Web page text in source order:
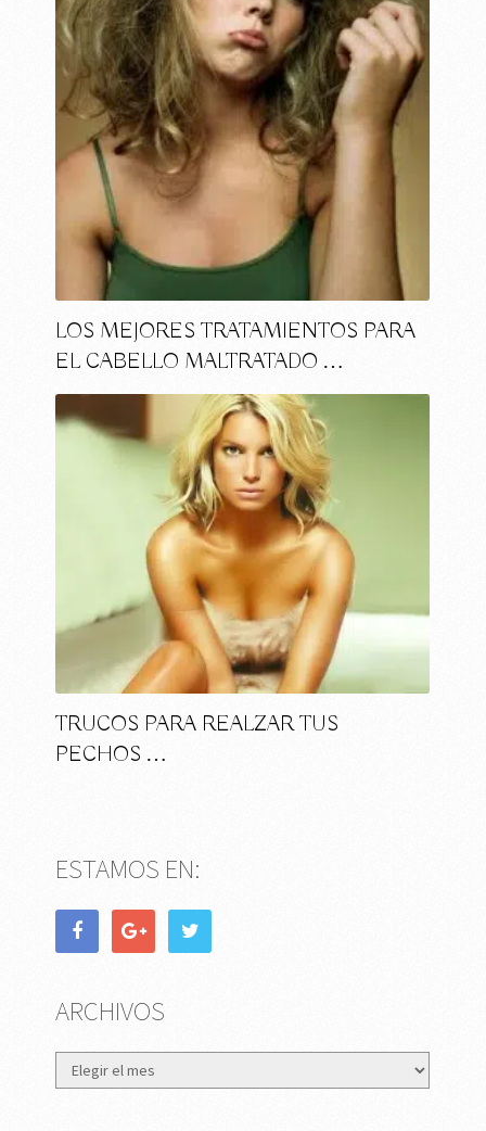
LOS MEJORES TRATAMIENTOS PARA
EL CABELLO MALTRATADO …
TRUCOS PARA REALZAR TUS
PECHOS …
ESTAMOS EN:
ARCHIVOS
Archivos